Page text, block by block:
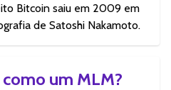
Bitcoin saiu em 2009 em
de Satoshi Nakamoto.
um MLM?